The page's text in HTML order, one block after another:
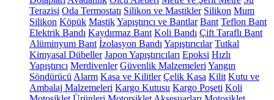
Terazisi Oda Termostatı Silikon ve Mastikler Silikon Mum
Silikon Köpük MastikYapıştırıcı ve Bantlar Bant Teflon Bant
Elektrik Bandı Kaydırmaz Bant Koli Bandı Çift Taraflı Bant
Alüminyum Bant İzolasyon Bandı Yapıştırıcılar Tutkal
Kimyasal Dübeller Japon Yapıştırıcıları Epoksi Hızlı
Yapıştırıcı Merdivenler Güvenlik Malzemeleri Yangın
Söndürücü Alarm Kasa ve Kilitler Çelik Kasa Kilit Kutu ve
Ambalaj Malzemeleri Kargo Kutusu Kargo Poşeti Koli